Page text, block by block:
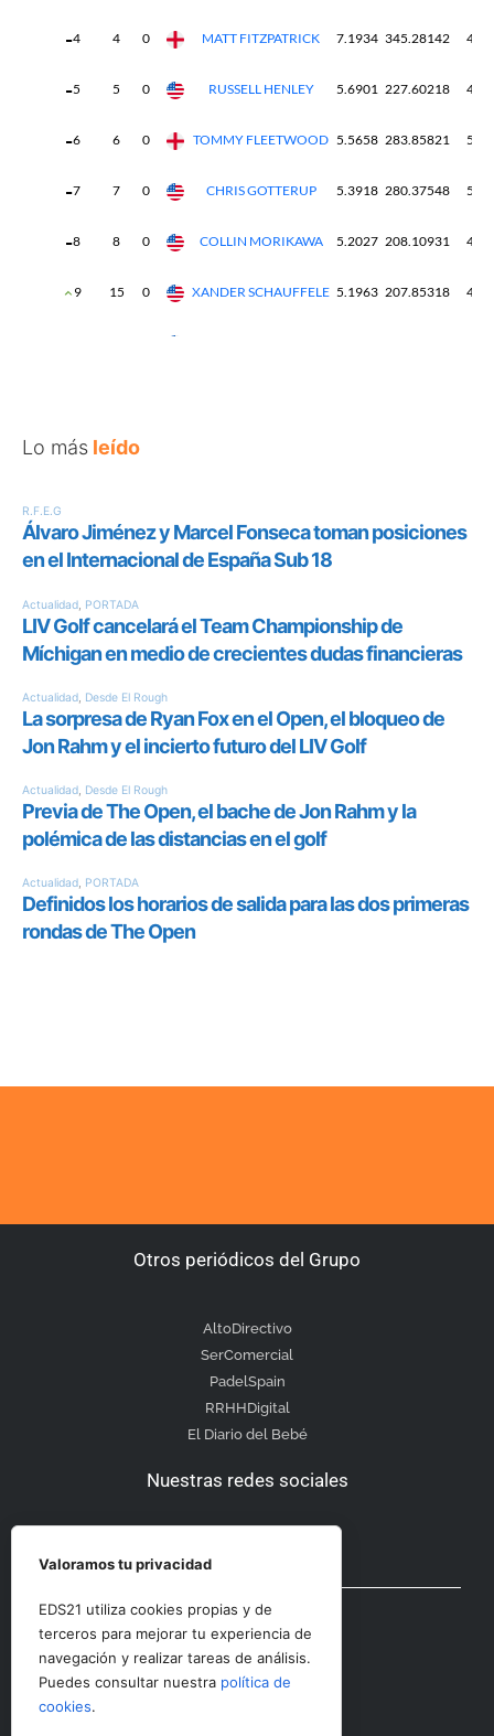
Lo más leído
Otros periódicos del Grupo
AltoDirectivo
SerComercial
PadelSpain
RRHHDigital
El Diario del Bebé
Nuestras redes sociales
Otras secciones
Contacto
Valoramos tu privacidad
EDS21 utiliza cookies propias y de
terceros para mejorar tu experiencia de
navegación y realizar tareas de análisis.
Puedes consultar nuestra política de
cookies.